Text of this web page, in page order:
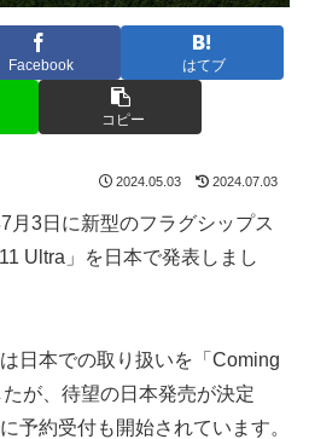
Facebook はてブ
コピー
2024.05.03 2024.07.03
月3日に新型のフラグシップス
Ultra」を日本で発表しまし
日本での取り扱いを「Coming
が、待望の日本発売が決定
予約受付も開始されています。